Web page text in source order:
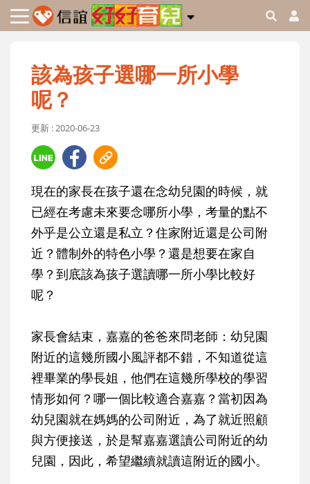
該為孩子選哪一所小學
呢？
更新 : 2020-06-23
現在的家長在孩子還在念幼兒園的時候，就
已經在考慮未來要念哪所小學，考量的點不
外乎是公立還是私立？住家附近還是公司附
近？體制外的特色小學？還是想要在家自
學？到底該為孩子選讀哪一所小學比較好
呢？
家長會結束，嘉嘉的爸爸來問老師：幼兒園
附近的這幾所國小風評都不錯，不知道從這
裡畢業的學長姐，他們在這幾所學校的學習
情形如何？哪一個比較適合嘉嘉？當初因為
幼兒園就在媽媽的公司附近，為了就近照顧
與方便接送，於是幫嘉嘉選讀公司附近的幼
兒園，因此，希望繼續就讀這附近的國小。